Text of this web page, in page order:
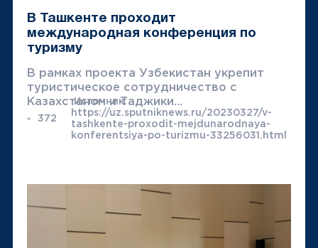
В Ташкенте проходит
международная конференция по
туризму
В рамках проекта Узбекистан укрепит
туристическое сотрудничество с
Казахстаном и Таджики...
372
Источник:
https://uz.sputniknews.ru/20230327/v-
tashkente-proxodit-mejdunarodnaya-
konferentsiya-po-turizmu-33256031.html